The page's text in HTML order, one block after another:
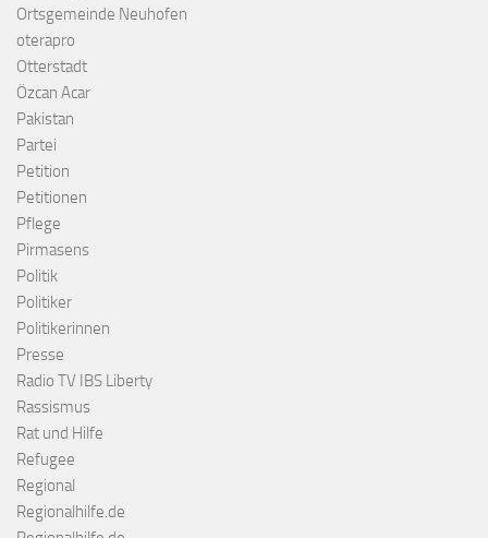
Ortsgemeinde Neuhofen
oterapro
Otterstadt
Özcan Acar
Pakistan
Partei
Petition
Petitionen
Pflege
Pirmasens
Politik
Politiker
Politikerinnen
Presse
Radio TV IBS Liberty
Rassismus
Rat und Hilfe
Refugee
Regional
Regionalhilfe.de